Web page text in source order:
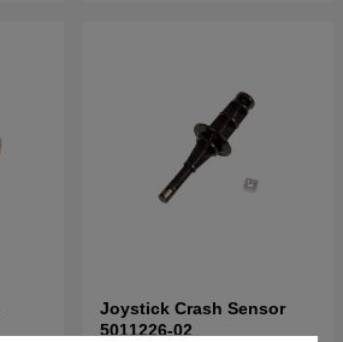
Joystick Crash Sensor
5011226-02